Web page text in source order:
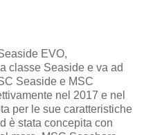
EVO,
classe Seaside e va ad
Seaside e MSC
nel 2017 e nel
per le sue caratteristiche
è stata concepita con